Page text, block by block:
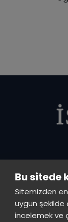
Bu sitede
Sitemizden en
uygun şekilde
incelemek ve